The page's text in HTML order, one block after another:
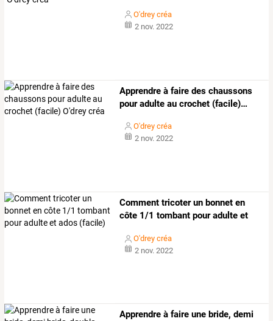
O'drey créa
2 nov. 2022
Apprendre à faire des chaussons
pouradulte au crochet (facile)…
O'drey créa
2 nov. 2022
Comment tricoterun bonnet en
côte 1/1 tombant pouradulte et
O'drey créa
2 nov. 2022
Apprendre à faire une bride, demi